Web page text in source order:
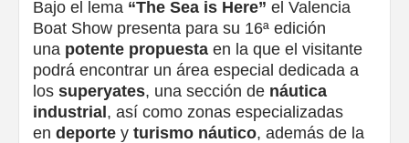
Bajo el lema “The Sea is Here” el Valencia
Boat Show presenta para su 16ª edición
una potente propuesta en la que el visitante
podrá encontrar un área especial dedicada a
los superyates, una sección de náutica
industrial, así como zonas especializadas
en deporte y turismo náutico, además de la